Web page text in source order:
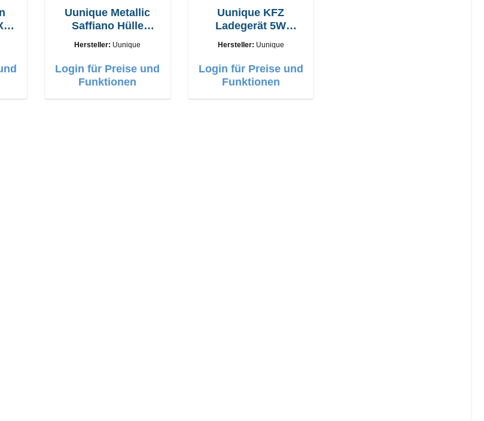
Uunique Metallic
Saffiano Hülle
Hersteller: Uunique
Login für Preise und
Funktionen
Uunique KFZ
Ladegerät 5W
Hersteller: Uunique
Login für Preise und
Funktionen